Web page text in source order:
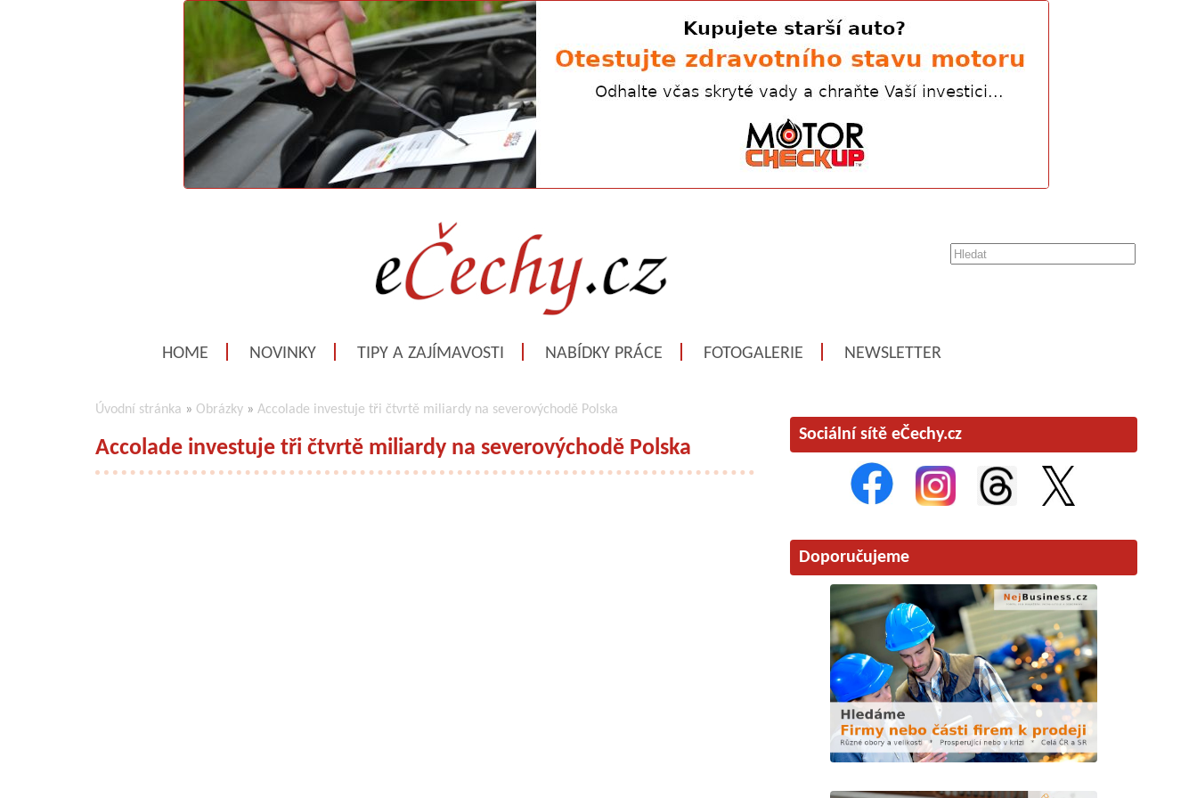
HOME NOVINKY TIPY A ZAJÍMAVOSTI NABÍDKY PRÁCE FOTOGALERIE NEWSLETTER
Úvodní stránka » Obrázky » Accolade investuje tři čtvrtě miliardy na severovýchodě Polska
Accolade investuje tři čtvrtě miliardy na severovýchodě Polska
Sociální sítě eČechy.cz
Doporučujeme